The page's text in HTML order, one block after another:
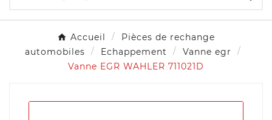
Accueil
Pièces de rechange
automobiles
Echappement
Vanne egr
Vanne EGR WAHLER 711021D